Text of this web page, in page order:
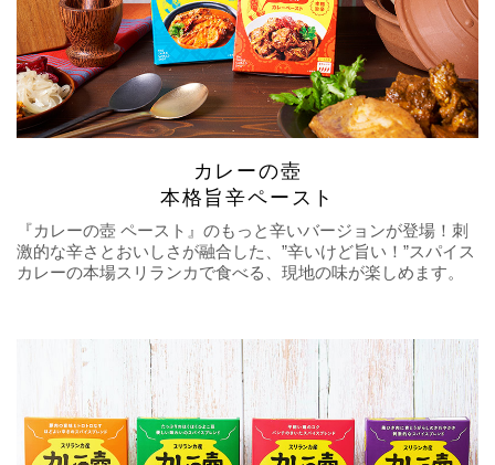
カレーの壺
本格旨辛ペースト
『カレーの壺 ペースト』のもっと辛いバージョンが登場！刺
激的な辛さとおいしさが融合した、”辛いけど旨い！”スパイス
カレーの本場スリランカで食べる、現地の味が楽しめます。